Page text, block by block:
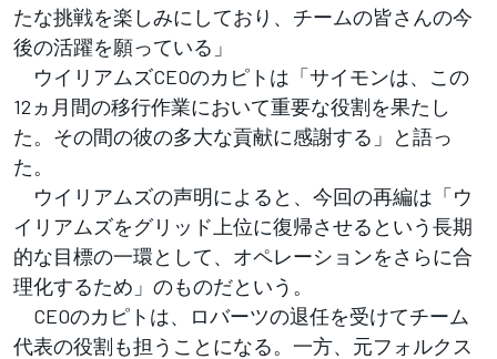
たな挑戦を楽しみにしており、チームの皆さんの今
後の活躍を願っている」
ウイリアムズCEOのカピトは「サイモンは、この
12ヵ月間の移行作業において重要な役割を果たし
た。その間の彼の多大な貢献に感謝する」と語っ
た。
ウイリアムズの声明によると、今回の再編は「ウ
イリアムズをグリッド上位に復帰させるという長期
的な目標の一環として、オペレーションをさらに合
理化するため」のものだという。
CEOのカピトは、ロバーツの退任を受けてチーム
代表の役割も担うことになる。一方、元フォルクス